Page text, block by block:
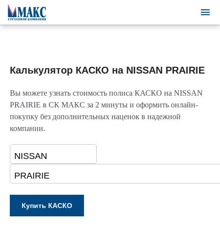
Калькулятор КАСКО на NISSAN PRAIRIE
Вы можете узнать стоимость полиса КАСКО на NISSAN
PRAIRIE в СК МАКС за 2 минуты и оформить онлайн-
покупку без дополнительных наценок в надежной
компании.